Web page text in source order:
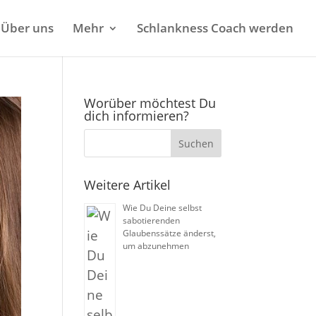
Über uns Mehr Schlankness Coach werden
Worüber möchtest Du
dich informieren?
Weitere Artikel
Wie Du Deine selbst
sabotierenden
Glaubenssätze änderst,
um abzunehmen